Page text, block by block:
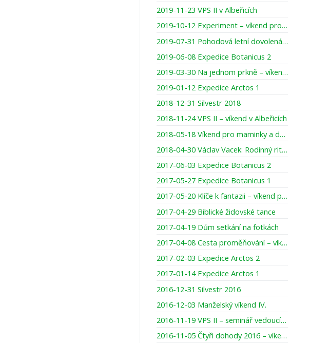
2019-11-23 VPS II v Albeřicích
2019-10-12 Experiment – víkend pro otce a starší děti (13-16 let)
2019-07-31 Pohodová letní dovolená pro rodiny
2019-06-08 Expedice Botanicus 2
2019-03-30 Na jednom prkně – víkend pro maminky s dcerou
2019-01-12 Expedice Arctos 1
2018-12-31 Silvestr 2018
2018-11-24 VPS II – víkend v Albeřicích
2018-05-18 Víkend pro maminky a dcery – „O nejvzácnější věci pod sluncem“
2018-04-30 Václav Vacek: Rodinný rituál ke slavení dne Páně
2017-06-03 Expedice Botanicus 2
2017-05-27 Expedice Botanicus 1
2017-05-20 Klíče k fantazii – víkend pro maminky s dcerami
2017-04-29 Biblické židovské tance
2017-04-19 Dům setkání na fotkách
2017-04-08 Cesta proměňování – víkend pro muže
2017-02-03 Expedice Arctos 2
2017-01-14 Expedice Arctos 1
2016-12-31 Silvestr 2016
2016-12-03 Manželský víkend IV.
2016-11-19 VPS II – seminář vedoucích párů skupinek
2016-11-05 Čtyři dohody 2016 – víkend pro muže